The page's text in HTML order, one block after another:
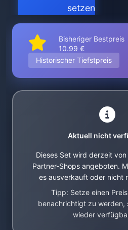
setzen
Bisheriger Bestpreis
10.99 €
Historischer Tiefstpreis
Aktuell nicht
Dieses Set wird derzeit
Partner-Shops angeboten.
es ausverkauft oder nicht
Tipp: Setze einen
benachrichtigt zu werden,
wieder